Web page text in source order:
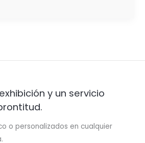
y un servicio
o personalizados en cualquier